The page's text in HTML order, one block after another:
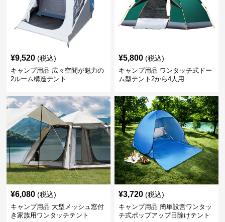
¥9,520 (税込)
キャンプ用品 広々空間が魅力の
2ルーム構造テント
¥5,800 (税込)
キャンプ用品 ワンタッチ式ドー
ム型テント2から4人用
¥6,080 (税込)
キャンプ用品 大型メッシュ窓付
き家族用ワンタッチテント
¥3,720 (税込)
キャンプ用品 簡単設営ワンタッ
チ式ポップアップ日除けテント